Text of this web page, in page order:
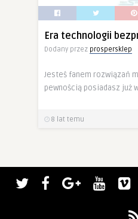
Era technologii
Dodany przez prospersklep
Jesteś fanem rozwiązań
pewnością posiadasz już
8 lat temu